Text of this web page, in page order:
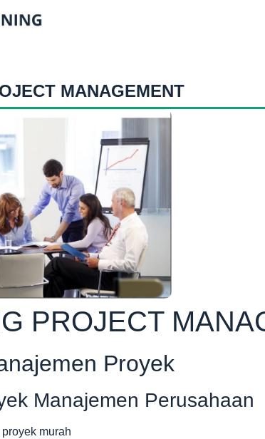
MANAGEMENT
PROJECT
Proyek
Manajemen Perusahaan